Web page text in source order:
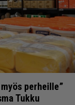
perheille”
Tukku